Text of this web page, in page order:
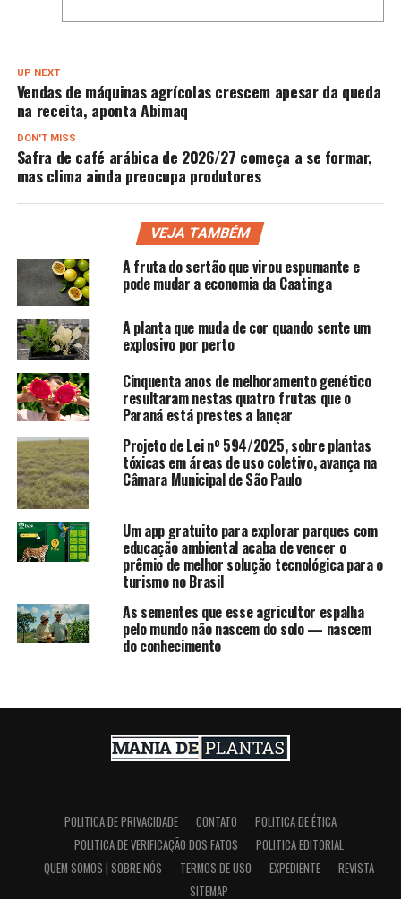
UP NEXT
Vendas de máquinas agrícolas crescem apesar da queda
na receita, aponta Abimaq
DON'T MISS
Safra de café arábica de 2026/27 começa a se formar,
mas clima ainda preocupa produtores
VEJA TAMBÉM
A fruta do sertão que virou espumante e
pode mudar a economia da Caatinga
A planta que muda de cor quando sente um
explosivo por perto
Cinquenta anos de melhoramento genético
resultaram nestas quatro frutas que o
Paraná está prestes a lançar
Projeto de Lei nº 594/2025, sobre plantas
tóxicas em áreas de uso coletivo, avança na
Câmara Municipal de São Paulo
Um app gratuito para explorar parques com
educação ambiental acaba de vencer o
prêmio de melhor solução tecnológica para o
turismo no Brasil
As sementes que esse agricultor espalha
pelo mundo não nascem do solo — nascem
do conhecimento
POLITICA DE PRIVACIDADE CONTATO
POLITICA DE ÉTICA
POLITICA DE VERIFICAÇÃO DOS FATOS
POLITICA EDITORIAL
QUEM SOMOS | SOBRE NÓS
TERMOS DE USO EXPEDIENTE
REVISTA
SITEMAP